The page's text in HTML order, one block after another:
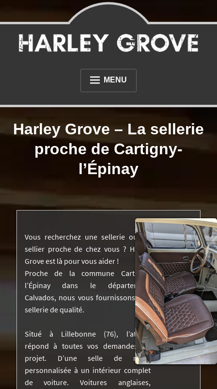
Sellerie Harley Grove
MENU
PHOTOS
NOS RÉALISATIONS AUTOMOBILE
DIVERS
NOS RÉALISATIONS DANS LA PRESSE
DEVIS
VIDÉOS
CONTACTEZ-NOUS
Harley Grove – La sellerie
proche de Cartigny-
l’Épinay
Vous recherchez une sellerie ou un
sellier proche de chez vous ? Harley
Grove est là pour vous aider !
Proche de la commune Cartigny-
l’Épinay dans le département
Calvados, nous vous fournissons une
sellerie de qualité.
Situé à Lillebonne (76), l’atelier
répond à toutes vos demandes de
projet. D’une selle de moto
personnalisée à un intérieur complet
de voiture. Voitures anglaises,